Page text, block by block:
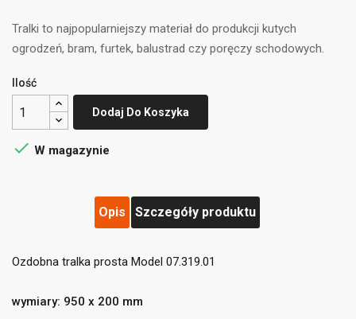
((title))
((label))
Zaloguj się
Musisz być zalogowany by zapisać produkty na swojej
liście życzeń.
Tralki to najpopularniejszy materiał do produkcji kutych
ogrodzeń, bram, furtek, balustrad czy poręczy schodowych.
Ilość
Dodaj Do Koszyka
 W magazynie
Opis Szczegóły produktu
Ozdobna tralka prosta Model 07.319.01
wymiary: 950 x 200 mm